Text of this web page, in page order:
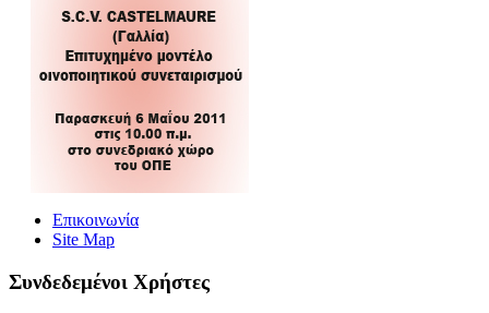
Επικοινωνία
Site Map
Συνδεδεμένοι Xρήστες